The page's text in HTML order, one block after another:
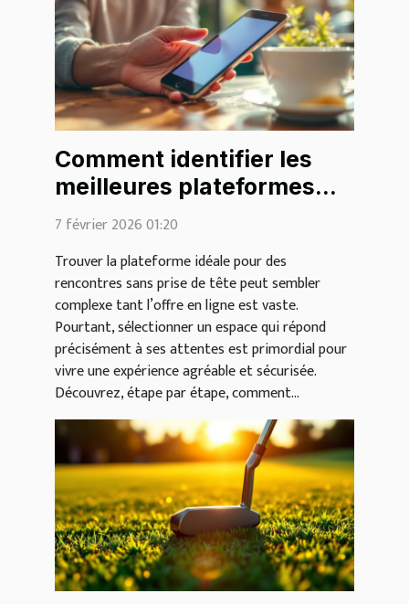
Comment identifier les
meilleures plateformes
pour des rencontres
7 février 2026 01:20
Trouver la plateforme idéale pour des
rencontres sans prise de tête peut sembler
complexe tant l’offre en ligne est vaste.
Pourtant, sélectionner un espace qui répond
précisément à ses attentes est primordial pour
vivre une expérience agréable et sécurisée.
Découvrez, étape par étape, comment...